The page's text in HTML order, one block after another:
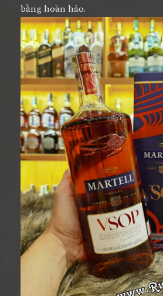
bằng hoàn hảo.